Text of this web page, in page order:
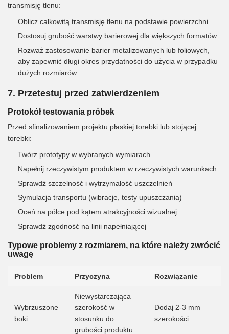
transmisję tlenu:
Oblicz całkowitą transmisję tlenu na podstawie powierzchni
Dostosuj grubość warstwy barierowej dla większych formatów
Rozważ zastosowanie barier metalizowanych lub foliowych,
aby zapewnić długi okres przydatności do użycia w przypadku
dużych rozmiarów
7. Przetestuj przed zatwierdzeniem
Protokół testowania próbek
Przed sfinalizowaniem projektu płaskiej torebki lub stojącej
torebki:
Twórz prototypy w wybranych wymiarach
Napełnij rzeczywistym produktem w rzeczywistych warunkach
Sprawdź szczelność i wytrzymałość uszczelnień
Symulacja transportu (wibracje, testy upuszczania)
Oceń na półce pod kątem atrakcyjności wizualnej
Sprawdź zgodność na linii napełniającej
Typowe problemy z rozmiarem, na które należy zwrócić
uwagę
Problem Przyczyna Rozwiązanie
Wybrzuszone
boki
Niewystarczająca
szerokość w
stosunku do
grubości produktu
Dodaj 2-3 mm
szerokości